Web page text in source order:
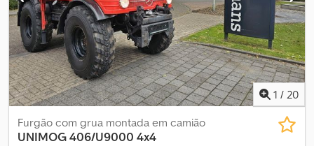
Capacidade: 1,85 m: 1.475 kg - 3,27 m: 840 kg - 4,52 m: 590 kg - 5,75
m: 465 kg Guincho hidráulico TDF com conexões de óleo para
vassoura rotativa e lâmina de neve 1 engate de reboque e 1
engate de bola Veículo em perfeitas condições Vídeos
disponíveis em: Erros/erros de digitação e venda prévia sujeitos a
alterações
1 / 20
Furgão com grua montada em camião
UNIMOG406/U9000 4x4